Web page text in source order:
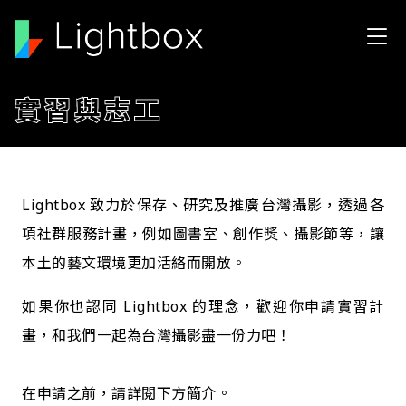
實習與志工
Lightbox 致力於保存、研究及推廣台灣攝影，透過各
項社群服務計畫，例如圖書室、創作獎、攝影節等，讓
本土的藝文環境更加活絡而開放。
如果你也認同 Lightbox 的理念，歡迎你申請實習計
畫，和我們一起為台灣攝影盡一份力吧！
在申請之前，請詳閱下方簡介。